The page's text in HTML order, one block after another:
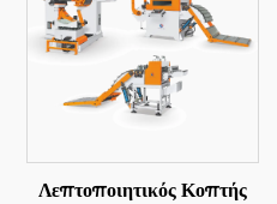
Λεπτοποιητικός Κοπτής